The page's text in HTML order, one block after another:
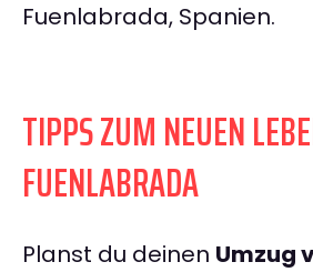
Fuenlabrada, Spanien.
TIPPS ZUM NEUEN
FUENLABRADA
Planst du deinen Umzug